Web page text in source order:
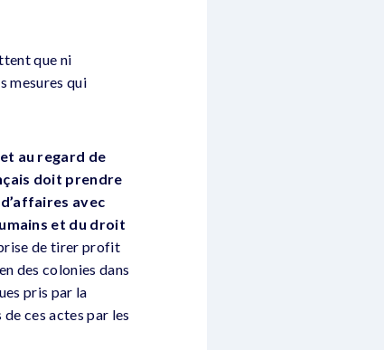
que ni
mesures qui
au regard de
doit prendre
avec
et du droit
de tirer profit
des colonies dans
pris par la
ces actes par les